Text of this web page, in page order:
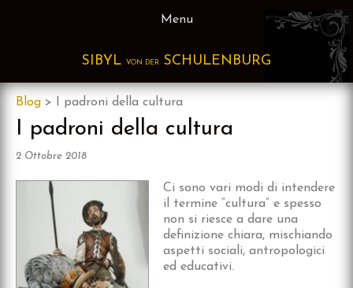
Menu
SIBYL VON DER SCHULENBURG
Blog > I padroni della cultura
I padroni della cultura
2 Ottobre 2018
Ci sono vari modi di intendere
il termine “cultura” e spesso
non si riesce a dare una
definizione chiara, mischiando
aspetti sociali, antropologici
ed educativi.